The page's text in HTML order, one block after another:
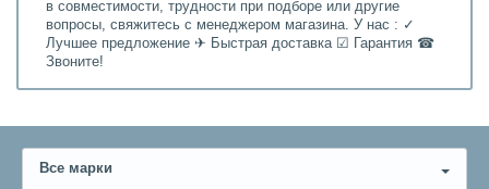
в совместимости, трудности при подборе или другие
вопросы, свяжитесь с менеджером магазина. У нас : ✓
Лучшее предложение ✈ Быстрая доставка ☑ Гарантия ☎
Звоните!
Все марки